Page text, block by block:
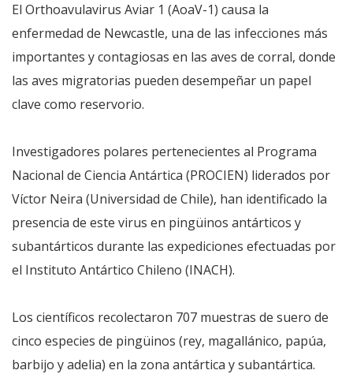
El Orthoavulavirus Aviar 1 (AoaV-1) causa la
enfermedad de Newcastle, una de las infecciones más
importantes y contagiosas en las aves de corral, donde
las aves migratorias pueden desempeñar un papel
clave como reservorio.
Investigadores polares pertenecientes al Programa
Nacional de Ciencia Antártica (PROCIEN) liderados por
Víctor Neira (Universidad de Chile), han identificado la
presencia de este virus en pingüinos antárticos y
subantárticos durante las expediciones efectuadas por
el Instituto Antártico Chileno (INACH).
Los científicos recolectaron 707 muestras de suero de
cinco especies de pingüinos (rey, magallánico, papúa,
barbijo y adelia) en la zona antártica y subantártica.